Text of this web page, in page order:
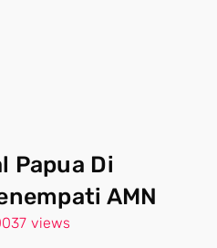
Papua Di
AMN
views